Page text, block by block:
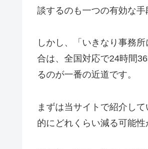
談するのも一つの有効な手
しかし、「いきなり事務
合は、全国対応で24時間
るのが一番の近道です。
まずは当サイトで紹介し
的にどれくらい減る可能